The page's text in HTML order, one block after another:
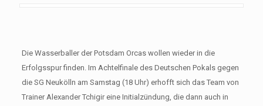
Die Wasserballer der Potsdam Orcas wollen wieder in die
Erfolgsspur finden. Im Achtelfinale des Deutschen Pokals gegen
die SG Neukölln am Samstag (18 Uhr) erhofft sich das Team von
Trainer Alexander Tchigir eine Initialzündung, die dann auch in